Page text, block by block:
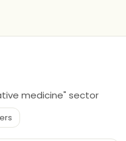
medicine" sector